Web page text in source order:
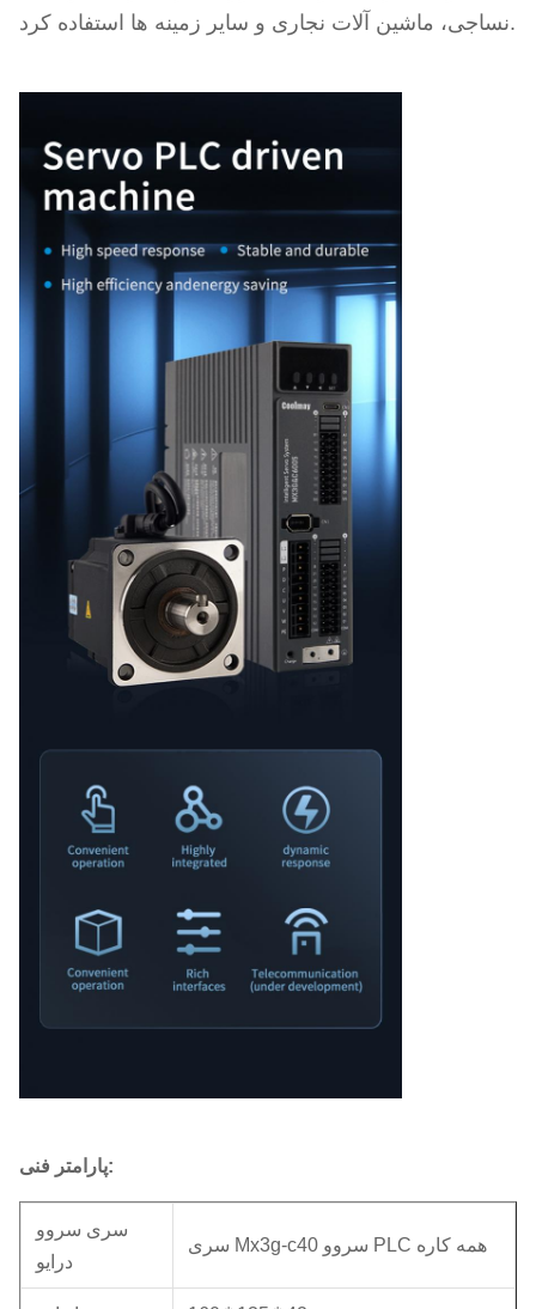
نساجی، ماشین آلات نجاری و سایر زمینه ها استفاده کرد.
پارامتر فنی:
سری سروو
درایو
سری Mx3g-c40 سروو PLC همه کاره